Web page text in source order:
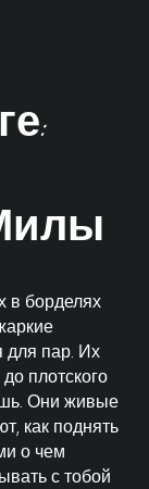
в борделях
для пар. Их
плотского
Они живые
как поднять
о чем
с тобой